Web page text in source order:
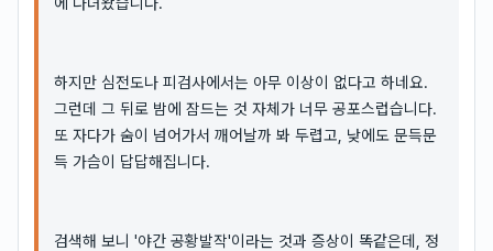
하지만 심전도나 피검사에서는 아무 이상이 없다고 하네요.
그런데 그 뒤로 밤에 잠드는 것 자체가 너무 공포스럽습니다.
또 자다가 숨이 넘어가서 깨어날까 봐 두렵고, 낮에도 문득문
득 가슴이 답답해집니다.
검색해 보니 '야간 공황발작'이라는 것과 증상이 똑같은데, 정